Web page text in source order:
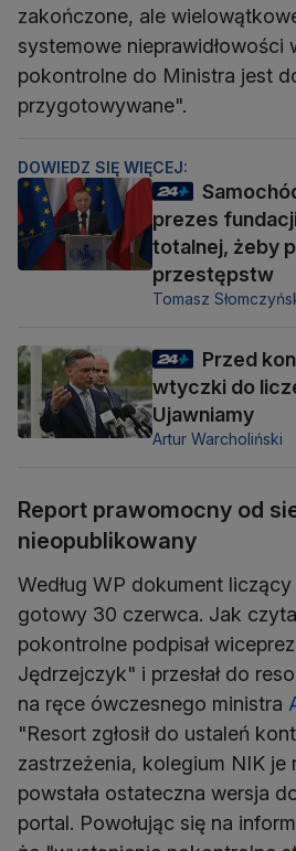
zakończone, ale
systemowe nieprawidłowości
pokontrolne do Ministra jest
przygotowywane".
DOWIEDZ SIĘ WIĘCEJ:
prezes
totalnej, żeby
przestępstw
Tomasz
Przed
wtyczki do
Ujawniamy
Artur Warcholiński
Report prawomocny od
nieopublikowany
Według WP dokument liczący
gotowy 30 czerwca. Jak
pokontrolne podpisał
Jędrzejczyk" i przesłał do
na ręce ówczesnego ministra
"Resort zgłosił do ustaleń
zastrzeżenia, kolegium NIK je
powstała ostateczna wersja
portal. Powołując się na